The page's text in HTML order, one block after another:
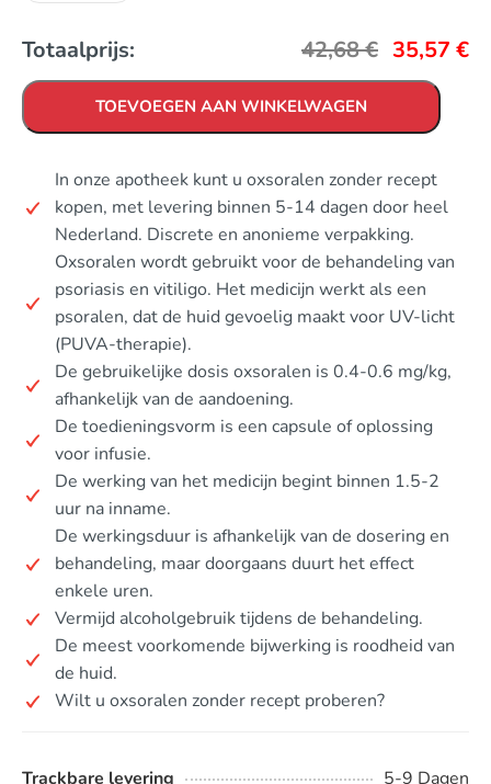
Totaalprijs: 42,68€ 35,57 €
TOEVOEGEN AAN WINKELWAGEN
In onze apotheek kunt u oxsoralen zonder recept
kopen, met levering binnen 5-14 dagen door heel
Nederland. Discrete en anonieme verpakking.
Oxsoralen wordt gebruikt voor de behandeling van
psoriasis en vitiligo. Het medicijn werkt als een
psoralen, dat de huid gevoelig maakt voor UV-licht
(PUVA-therapie).
De gebruikelijke dosis oxsoralen is 0.4-0.6 mg/kg,
afhankelijk van de aandoening.
De toedieningsvorm is een capsule of oplossing
voor infusie.
De werking van het medicijn begint binnen 1.5-2
uur na inname.
De werkingsduur is afhankelijk van de dosering en
behandeling, maar doorgaans duurt het effect
enkele uren.
Vermijd alcoholgebruik tijdens de behandeling.
De meest voorkomende bijwerking is roodheid van
de huid.
Wilt u oxsoralen zonder recept proberen?
Trackbare levering 5-9 Dagen